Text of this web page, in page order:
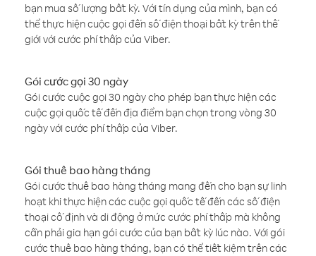
bạn mua số lượng bất kỳ. Với tín dụng của mình, bạn có
thể thực hiện cuộc gọi đến số điện thoại bất kỳ trên thế
giới với cước phí thấp của Viber.
Gói cước gọi 30 ngày
Gói cước cuộc gọi 30 ngày cho phép bạn thực hiện các
cuộc gọi quốc tế đến địa điểm bạn chọn trong vòng 30
ngày với cước phí thấp của Viber.
Gói thuê bao hàng tháng
Gói cước thuê bao hàng tháng mang đến cho bạn sự linh
hoạt khi thực hiện các cuộc gọi quốc tế đến các số điện
thoại cố định và di động ở mức cước phí thấp mà không
cần phải gia hạn gói cước của bạn bất kỳ lúc nào. Với gói
cước thuê bao hàng tháng, bạn có thể tiết kiệm trên các